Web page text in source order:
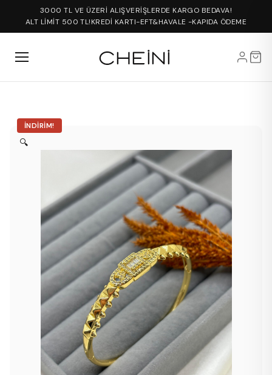
3000 TL VE ÜZERİ ALIŞVERİŞLERDE KARGO BEDAVA!
ALT LİMİT 500 TL!KREDİ KARTI-EFT&HAVALE -KAPIDA ÖDEME
İNDIRIM!
🔍